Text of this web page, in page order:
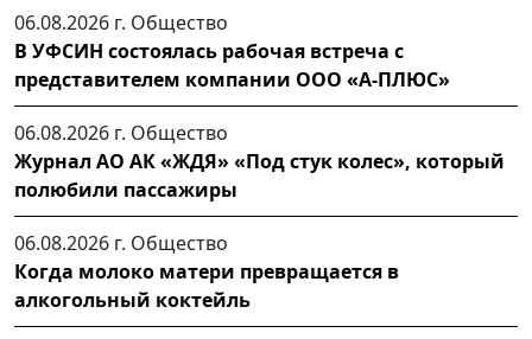
06.08.2026 г. Общество
В УФСИН состоялась рабочая встреча с
представителем компании ООО «А-ПЛЮС»
06.08.2026 г. Общество
Журнал АО АК «ЖДЯ» «Под стук колес», который
полюбили пассажиры
06.08.2026 г. Общество
Когда молоко матери превращается в
алкогольный коктейль